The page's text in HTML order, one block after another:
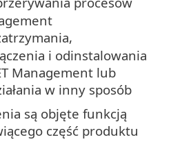
i odinstalowania
Management lub
w inny sposób
są objęte funkcją
część produktu